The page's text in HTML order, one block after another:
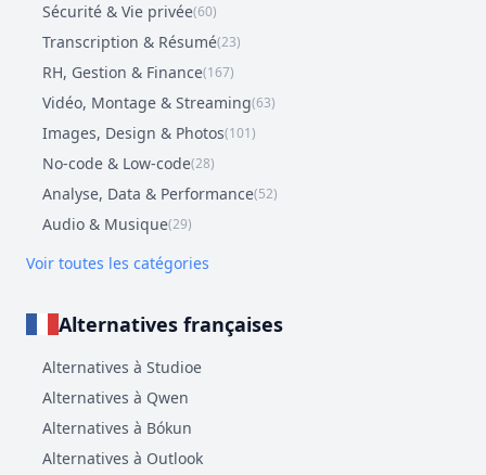
Sécurité & Vie privée(60)
Transcription & Résumé(23)
RH, Gestion & Finance(167)
Vidéo, Montage & Streaming(63)
Images, Design & Photos(101)
No-code & Low-code(28)
Analyse, Data & Performance(52)
Audio & Musique(29)
Voir toutes les catégories
Alternatives françaises
Alternatives à Studioe
Alternatives à Qwen
Alternatives à Bókun
Alternatives à Outlook